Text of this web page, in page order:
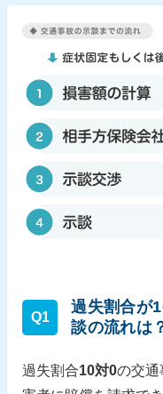
Q1
過失割合が
談の流れは
過失割合10対0の交通